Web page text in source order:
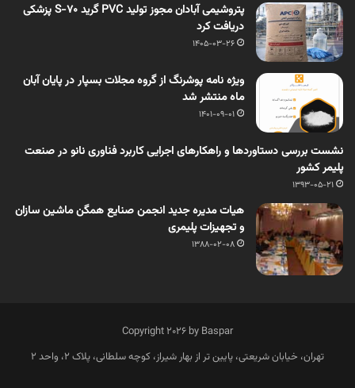
پتروشیمی آبادان مجوز تولید PVC گرید S-70 پزشكی
دریافت کرد
1405-03-26
ویژه نامه پوشرنگ از گروه مجلات بسپار در پایان آبان
ماه منتشر شد
1401-09-01
نشست بررسی دستاوردها و راهکارهای اجرایی کاربرد فناوری نانو در صنعت
پلیمر کشور
1393-05-21
هیات مدیره جدید انجمن صنایع همگن ماشین سازان
و تجهیزات پلیمری
1388-02-08
Copyright 2026 by Baspar
تهران، خیابان شریعتی، پایین تر از بهار شیراز، کوچه سلطانی، پلاک 2، واحد 2